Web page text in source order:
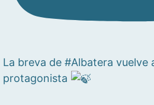
La breva de #Albatera vuelve
protagonista